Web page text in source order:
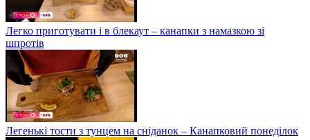
Легко приготувати і в блекаут – канапки з намазкою зі
шпротів
Легенькі тости з тунцем на сніданок – Канапковий понеділок